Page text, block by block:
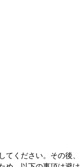
てください。その後